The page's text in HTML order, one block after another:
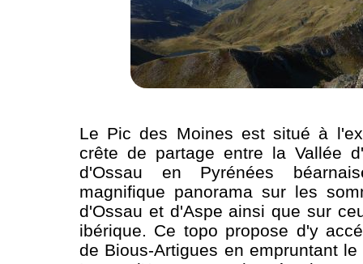
Le Pic des Moines est situé à
crête de partage entre la Vallée
d'Ossau en Pyrénées
magnifique panorama sur les
d'Ossau et d'Aspe ainsi que sur
ibérique. Ce topo propose d'y
de Bious-Artigues en empruntant